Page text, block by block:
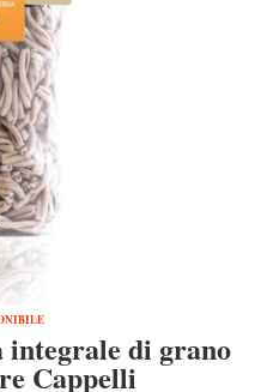
integrale di grano
Cappelli